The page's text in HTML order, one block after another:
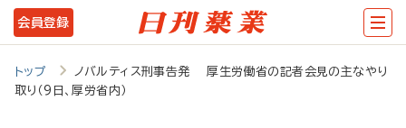
メ
イ
会員登録
トップ
ノバルティス刑事告発 厚生労働省の記者会見の主なやり
取り（9日、厚労省内）